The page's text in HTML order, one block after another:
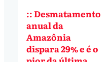
:: Desmatamento
anual da
Amazônia
dispara 29% e é o